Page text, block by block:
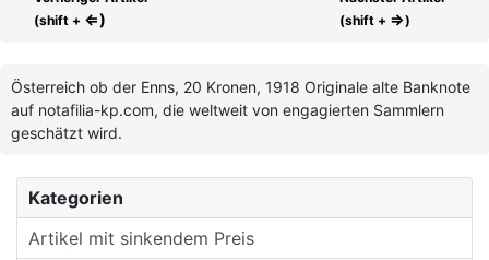
Kategorien
Artikel mit sinkendem Preis
(shift + ⇐)
(shift + ⇒)
Österreich ob der Enns, 20 Kronen, 1918 Originale alte Banknote
auf notafilia-kp.com, die weltweit von engagierten Sammlern
geschätzt wird.